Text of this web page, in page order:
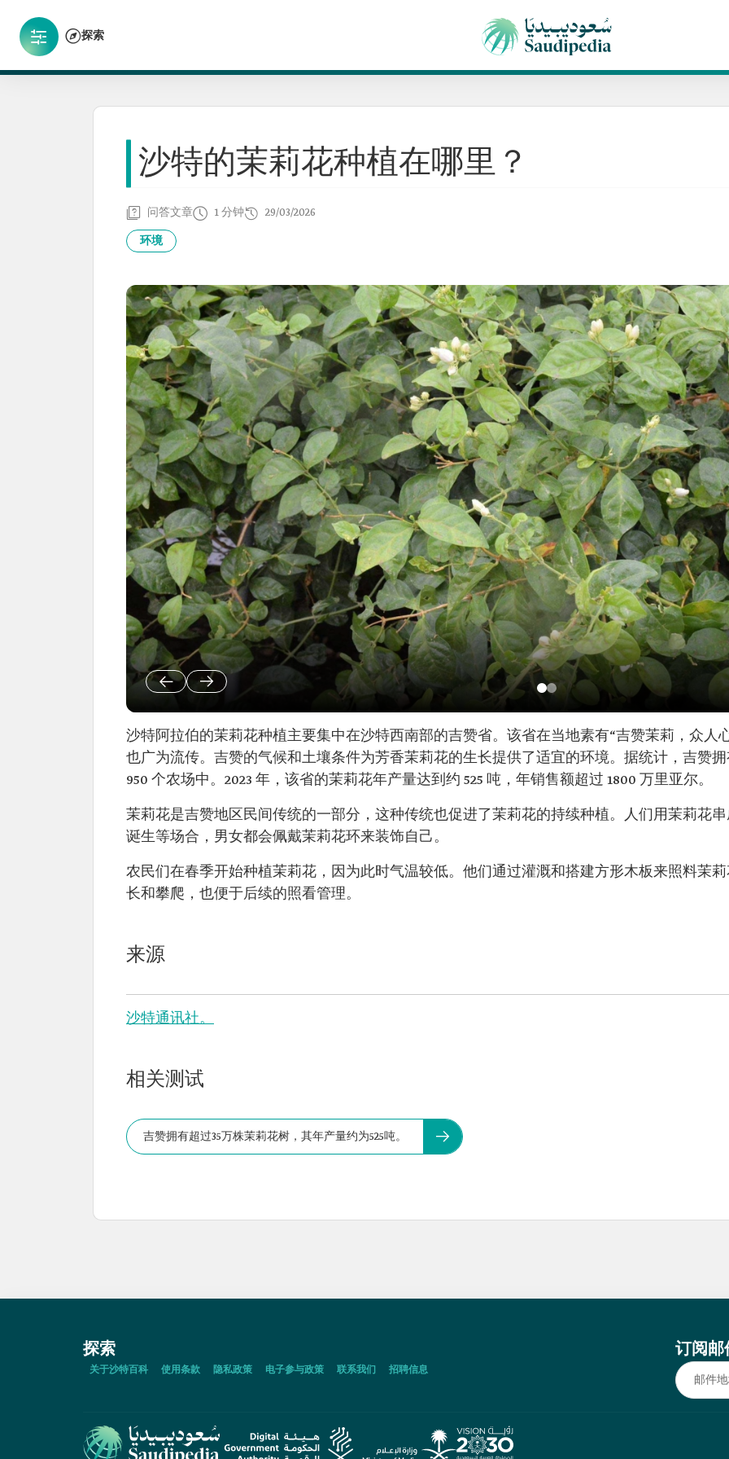
探索
沙特的茉莉花种植在哪里？
问答文章 1 分钟 29/03/2026
环境
沙特阿拉伯的茉莉花种植主要集中在沙特西南部的吉赞省。该省在当地素有“吉赞茉莉，众人
也广为流传。吉赞的气候和土壤条件为芳香茉莉花的生长提供了适宜的环境。据统计，吉赞
950 个农场中。2023 年，该省的茉莉花年产量达到约 525 吨，年销售额超过 1800 万里亚尔。
茉莉花是吉赞地区民间传统的一部分，这种传统也促进了茉莉花的持续种植。人们用茉莉花
诞生等场合，男女都会佩戴茉莉花环来装饰自己。
农民们在春季开始种植茉莉花，因为此时气温较低。他们通过灌溉和搭建方形木板来照料茉
长和攀爬，也便于后续的照看管理。
来源
沙特通讯社。
相关测试
吉赞拥有超过35万株茉莉花树，其年产量约为525吨。
探索
关于沙特百科 使用条款 隐私政策 电子参与政策 联系我们 招聘信息
订阅邮